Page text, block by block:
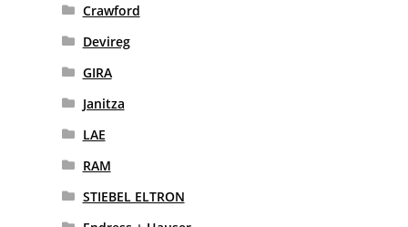
Crawford
Devireg
GIRA
Janitza
LAE
RAM
STIEBEL ELTRON